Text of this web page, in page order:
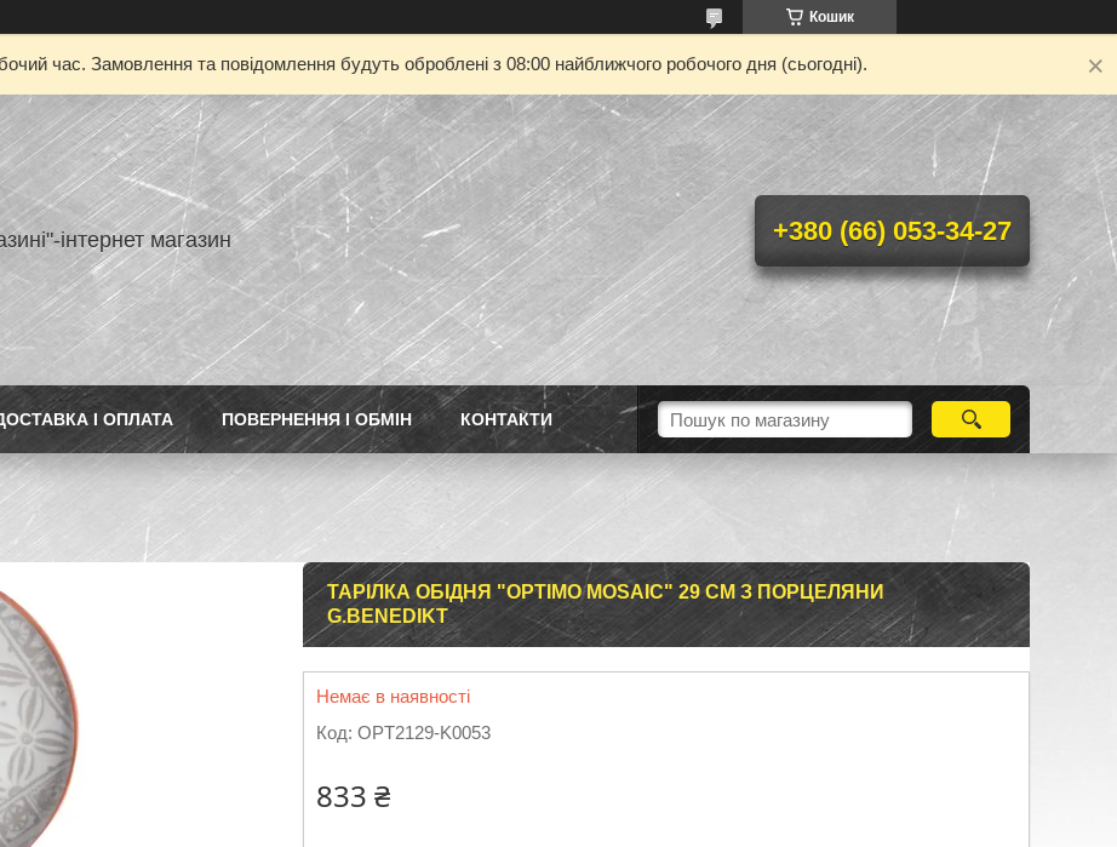
Кошик
час. Замовлення та повідомлення будуть оброблені з 08:00 найближчого робочого дня (сьогодні).
інтернет магазин +380 (66) 053-34-27
І ОПЛАТА ПОВЕРНЕННЯ І ОБМІН КОНТАКТИ
ТАРІЛКА ОБІДНЯ "OPTIMO MOSAIC" 29 СМ З ПОРЦЕЛЯНИ
G.BENEDIKT
Немає в наявності
Код: OPT2129-K0053
833 ₴